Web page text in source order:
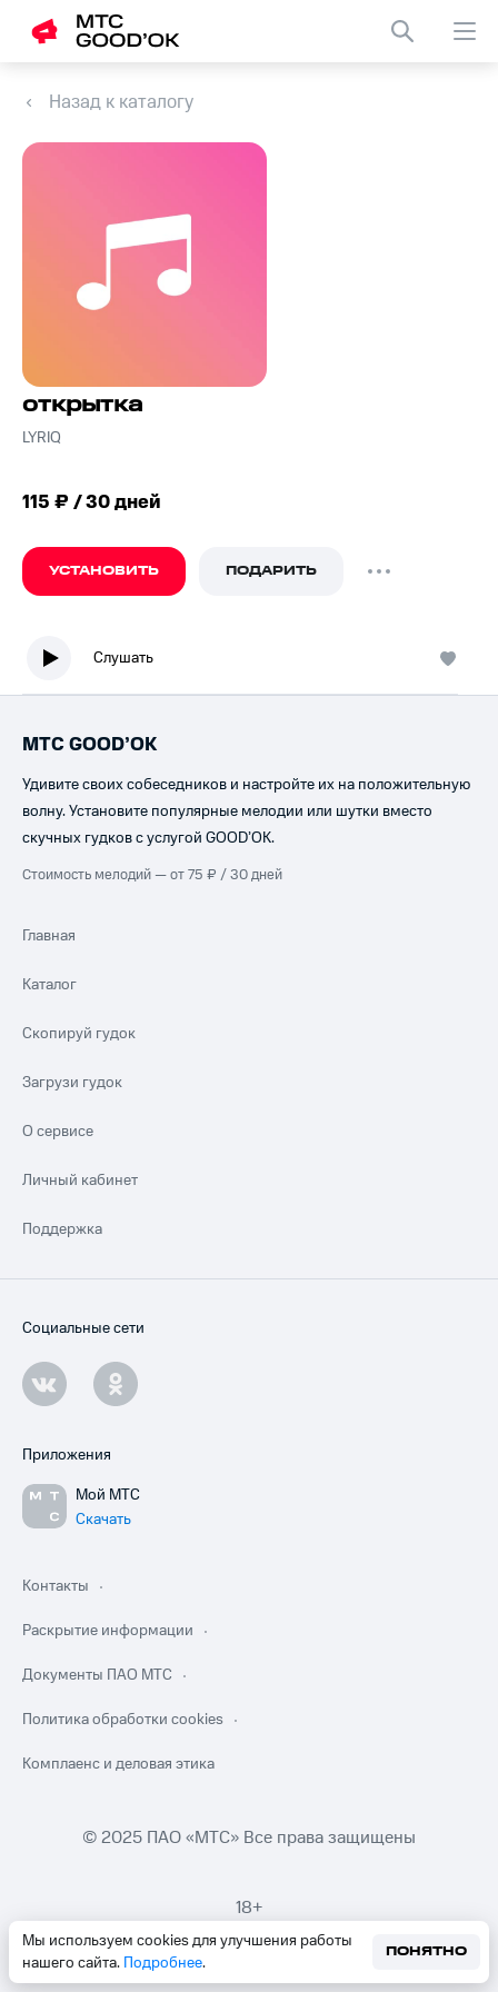
Назад к каталогу
открытка
LYRIQ
115 ₽ / 30 дней
УСТАНОВИТЬ ПОДАРИТЬ
Слушать
Мы используем cookies для улучшения работы
нашего сайта. Подробнее.
ПОНЯТНО
МТС GOOD’OK
Удивите своих собеседников и настройте их на положительную
волну. Установите популярные мелодии или шутки вместо
скучных гудков с услугой GOOD’OK.
Стоимость мелодий — от 75 ₽ / 30 дней
Главная
Каталог
Скопируй гудок
Загрузи гудок
О сервисе
Личный кабинет
Поддержка
Социальные сети
Приложения
Мой МТС
Скачать
Контакты
Раскрытие информации
Документы ПАО МТС
Политика обработки cookies
Комплаенс и деловая этика
© 2025 ПАО «МТС» Все права защищены
18+